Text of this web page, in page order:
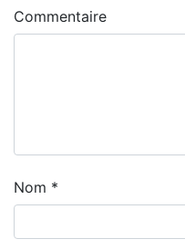
Commentaire
Nom *